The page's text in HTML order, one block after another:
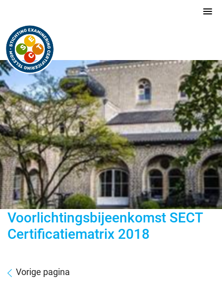
Voorlichtingsbijeenkomst SECT
Certificatiematrix 2018
Vorige pagina